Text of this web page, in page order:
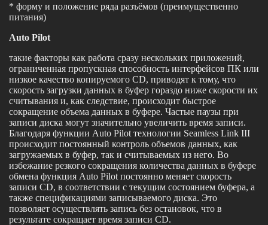
* форму и положение ряда разъёмов (преимущественно
питания)
Auto Pilot
такие факторы как работа сразу нескольких приложений,
ограниченная пропускная способность интерфейсов ПК или
низкое качество копируемого CD, приводят к тому, что
скорость загрузки данных в буфер гораздо ниже скорости их
считывания и, как следствие, происходит быстрое
сокращение объема данных в буфере. Частые паузы при
записи диска могут значительно увеличить время записи.
Благодаря функции Auto Pilot технологии Seamless Link III
происходит постоянный контроль объемов данных, как
загружаемых в буфер, так и считываемых из него. Во
избежание резкого сокращения количества данных в буфере
обмена функция Auto Pilot постоянно меняет скорость
записи CD, в соответствии с текущим состоянием буфера, а
также спецификациями записываемого диска. Это
позволяет осуществлять запись без остановок, что в
результате сокращает время записи CD.